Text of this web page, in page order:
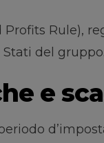
Profits Rule),
del gruppo.
e